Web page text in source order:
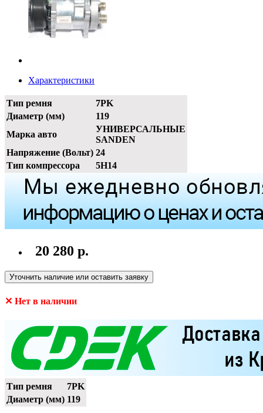
Характеристики
Тип ремня
7PK
Диаметр (мм)
119
Марка авто
УНИВЕРСАЛЬНЫЕ
SANDEN
Напряжение (Вольт) 24
Тип компрессора
5H14
20 280 р.
Уточнить наличие или оставить заявку
✕ Нет в наличии
Тип ремня
7PK
Диаметр (мм) 119